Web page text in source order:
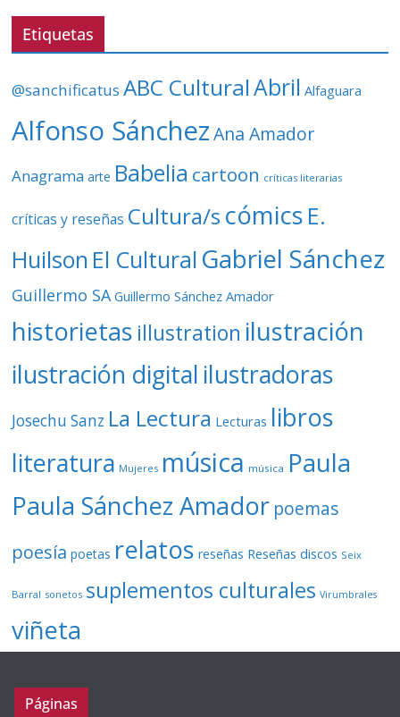
í
e
Etiquetas
@sanchificatus ABC CulturalAbril Alfaguara
Alfonso Sánchez Ana Amador
Anagrama arte Babelia cartoon críticas literarias
críticas y reseñas Cultura/s cómics E.
Huilson El Cultural Gabriel Sánchez
Guillermo SA Guillermo Sánchez Amador
historietas illustration ilustración
ilustración digital ilustradoras
Josechu Sanz La Lectura Lecturas libros
literatura Mujeres música música Paula
Paula Sánchez Amador poemas
poesía poetas relatos reseñas Reseñas discos Seix
Barral sonetos suplementos culturales Virumbrales
viñeta
Páginas